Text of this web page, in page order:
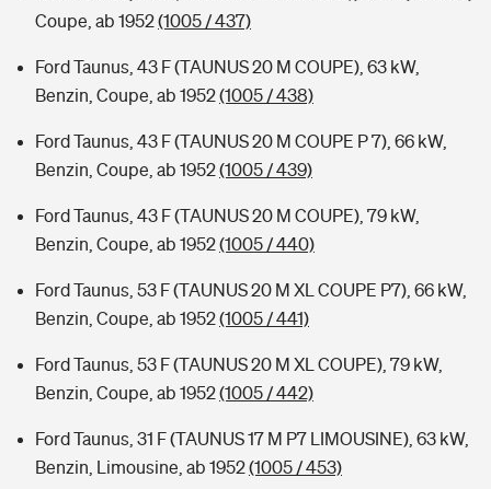
Coupe, ab 1952(1005 / 437)
Ford Taunus, 43 F (TAUNUS 20 M COUPE), 63 kW,
Benzin, Coupe, ab 1952(1005 / 438)
Ford Taunus, 43 F (TAUNUS 20 M COUPE P 7), 66 kW,
Benzin, Coupe, ab 1952(1005 / 439)
Ford Taunus, 43 F (TAUNUS 20 M COUPE), 79 kW,
Benzin, Coupe, ab 1952(1005 / 440)
Ford Taunus, 53 F (TAUNUS 20 M XL COUPE P7), 66 kW,
Benzin, Coupe, ab 1952(1005 / 441)
Ford Taunus, 53 F (TAUNUS 20 M XL COUPE), 79 kW,
Benzin, Coupe, ab 1952(1005 / 442)
Ford Taunus, 31 F (TAUNUS 17 M P7 LIMOUSINE), 63 kW,
Benzin, Limousine, ab 1952(1005 / 453)